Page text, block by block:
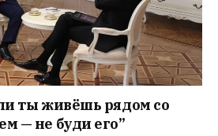
ты живёшь рядом со
— не буди его”